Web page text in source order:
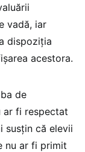
vadă, iar
dispoziția
acestora.
de
ar fi respectat
susțin că elevii
nu ar fi primit